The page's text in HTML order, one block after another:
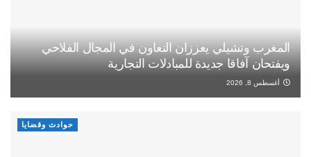
المغرب وتشيلي يعززان التعاون في المجال الفلاحي
ويفتحان آفاقا جديدة للمبادلات التجارية
أغسطس 8, 2026
حوادث وقضايا